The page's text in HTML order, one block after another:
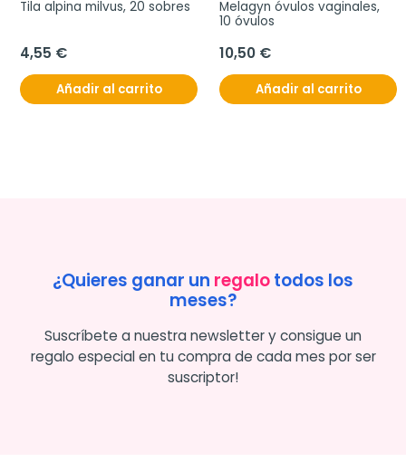
Tila alpina milvus, 20 sobres
4,55 €
Añadir al carrito
Melagyn óvulos vaginales,
10 óvulos
10,50 €
Añadir al carrito
¿Quieres ganar un regalotodos los
meses?
Suscríbete a nuestra newsletter y consigue un
regalo especial en tu compra de cada mes por ser
suscriptor!